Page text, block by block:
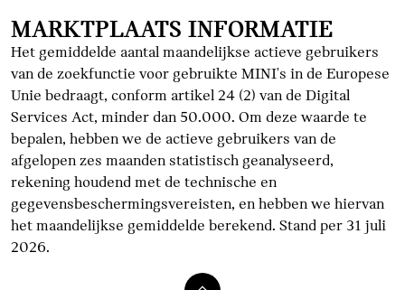
MARKTPLAATS INFORMATIE
Het gemiddelde aantal maandelijkse actieve gebruikers
van de zoekfunctie voor gebruikte MINI's in de Europese
Unie bedraagt, conform artikel 24 (2) van de Digital
Services Act, minder dan 50.000. Om deze waarde te
bepalen, hebben we de actieve gebruikers van de
afgelopen zes maanden statistisch geanalyseerd,
rekening houdend met de technische en
gegevensbeschermingsvereisten, en hebben we hiervan
het maandelijkse gemiddelde berekend. Stand per 31 juli
2026.